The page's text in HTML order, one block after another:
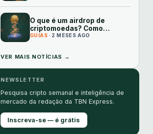
O que é um airdrop de
criptomoedas? Como
funcionam os tokens
GUIAS · 2 MESES AGO
VER MAIS NOTÍCIAS →
NEWSLETTER
Pesquisa cripto semanal e inteligência de
mercado da redação da TBN Express.
Inscreva-se — é grátis